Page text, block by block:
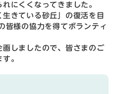
にくくなってきました。
きている砂丘」の復活を目
皆様の協力を得てボランティ
しましたので、皆さまのご
。